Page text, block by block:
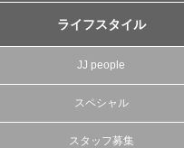
ライフスタイル
JJ people
スペシャル
スタッフ募集